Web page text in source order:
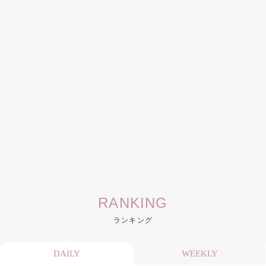
RANKING
ランキング
DAILY WEEKLY